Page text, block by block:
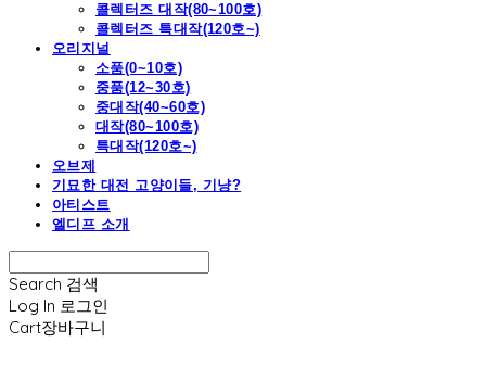
콜렉터즈 대작(80~100호)
콜렉터즈 특대작(120호~)
오리지널
소품(0~10호)
중품(12~30호)
중대작(40~60호)
대작(80~100호)
특대작(120호~)
오브제
기묘한 대전 고양이들, 기냥?
아티스트
엘디프 소개
Search 검색
Log In 로그인
Cart장바구니